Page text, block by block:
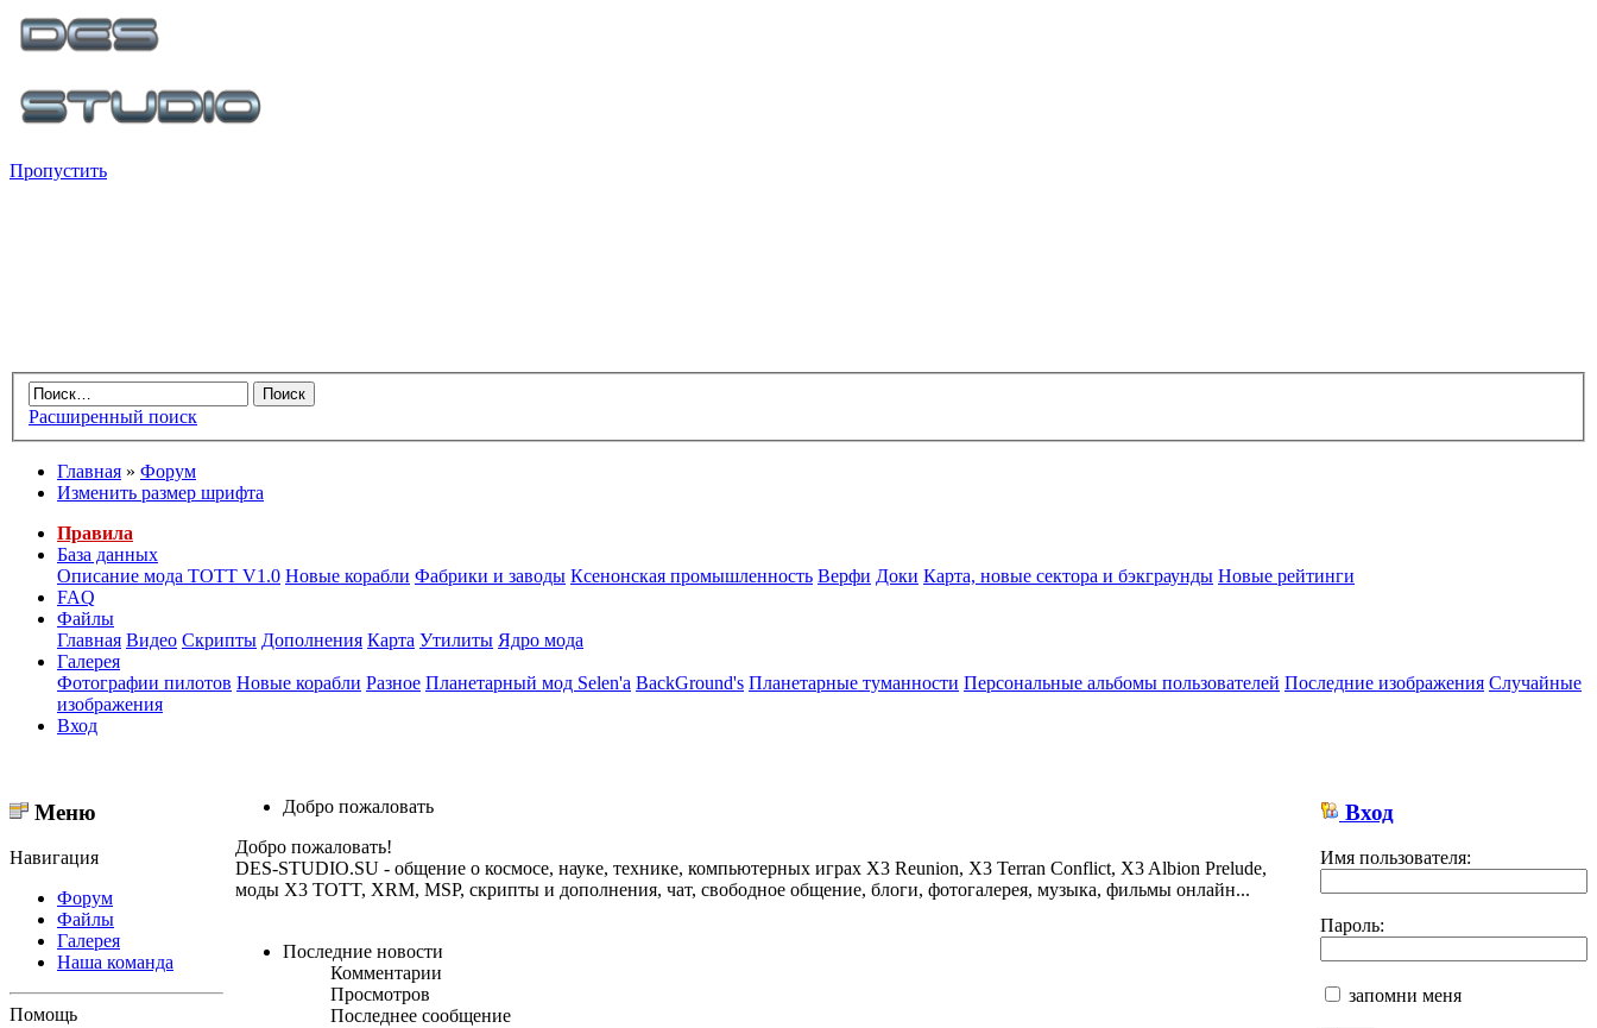
Пропустить
Расширенный поиск
Главная » Форум
Изменить размер шрифта
Правила
База данных
Описание мода ТОТТ V1.0 Новые корабли Фабрики и заводы Ксенонская промышленность Верфи Доки Карта, новые сектора и бэкграунды Новые рейтинги
FAQ
Файлы
Главная Видео Скрипты Дополнения Карта Утилиты Ядро мода
Галерея
Фотографии пилотов Новые корабли Разное Планетарный мод Selen'a BackGround's Планетарные туманности Персональные альбомы пользователей Последние изображения Случайные
изображения
Вход
Меню
Навигация
Форум
Файлы
Галерея
Наша команда
Помощь
Добро пожаловать
Добро пожаловать!
DES-STUDIO.SU - общение о космосе, науке, технике, компьютерных играх X3 Reunion, X3 Terran Conflict, X3 Albion Prelude,
моды X3 TOTT, XRM, MSP, скрипты и дополнения, чат, свободное общение, блоги, фотогалерея, музыка, фильмы онлайн...
Последние новости
Комментарии
Просмотров
Последнее сообщение
Вход
Имя пользователя:
Пароль:
запомни меня